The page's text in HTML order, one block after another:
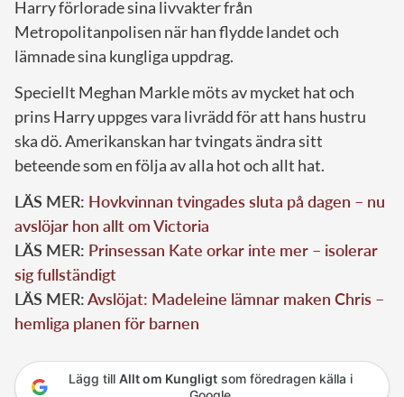
Harry förlorade sina livvakter från
Metropolitanpolisen när han flydde landet och
lämnade sina kungliga uppdrag.
Speciellt Meghan Markle möts av mycket hat och
prins Harry uppges vara livrädd för att hans hustru
ska dö. Amerikanskan har tvingats ändra sitt
beteende som en följa av alla hot och allt hat.
LÄS MER: Hovkvinnan tvingades sluta på dagen – nu
avslöjar hon allt om Victoria
LÄS MER: Prinsessan Kate orkar inte mer – isolerar
sig fullständigt
LÄS MER:Avslöjat: Madeleine lämnar maken Chris –
hemliga planen för barnen
Lägg till Allt om Kungligtsom föredragen källa i